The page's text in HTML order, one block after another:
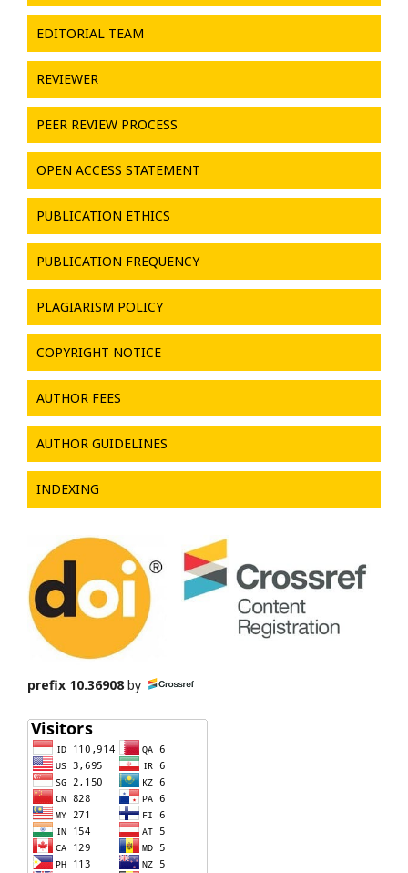
EDITORIAL TEAM
REVIEWER
PEER REVIEW PROCESS
OPEN ACCESS STATEMENT
PUBLICATION ETHICS
PUBLICATION FREQUENCY
PLAGIARISM POLICY
COPYRIGHT NOTICE
AUTHOR FEES
AUTHOR GUIDELINES
INDEXING
prefix 10.36908by